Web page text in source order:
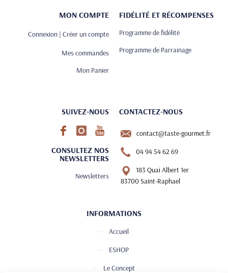
MON COMPTE
Connexion | Créer un compte
Mes commandes
Mon Panier
FIDÉLITÉ ET RÉCOMPENSES
Programme de fidélité
Programme de Parrainage
SUIVEZ-NOUS
CONSULTEZ NOS
NEWSLETTERS
Newsletters
CONTACTEZ-NOUS
contact@taste-gourmet.fr
04 94 54 62 69
183 Quai Albert 1er
83700 Saint-Raphael
INFORMATIONS
Accueil
ESHOP
Le Concept